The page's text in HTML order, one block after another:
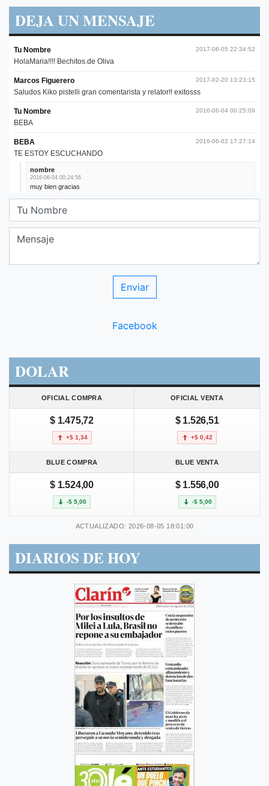
DEJA UN MENSAJE
Facebook
DOLAR
OFICIAL COMPRA OFICIAL VENTA
$ 1.475,72
+$ 1,34
$ 1.526,51
+$ 0,42
BLUE COMPRA BLUE VENTA
$ 1.524,00
-$ 5,00
$ 1.556,00
-$ 5,00
ACTUALIZADO: 2026-08-05 18:01:00
DIARIOS DE HOY